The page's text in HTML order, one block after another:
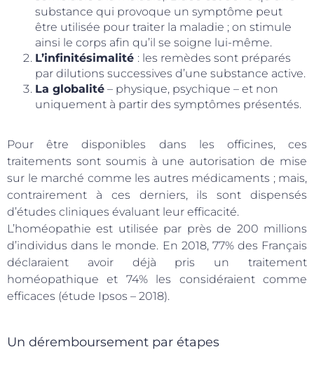
substance qui provoque un symptôme peut
être utilisée pour traiter la maladie ; on stimule
ainsi le corps afin qu’il se soigne lui-même.
L’infinitésimalité : les remèdes sont préparés
par dilutions successives d’une substance active.
La globalité – physique, psychique – et non
uniquement à partir des symptômes présentés.
Pour être disponibles dans les officines, ces
traitements sont soumis à une autorisation de mise
sur le marché comme les autres médicaments ; mais,
contrairement à ces derniers, ils sont dispensés
d’études cliniques évaluant leur efficacité.
L’homéopathie est utilisée par près de 200 millions
d’individus dans le monde. En 2018, 77% des Français
déclaraient avoir déjà pris un traitement
homéopathique et 74% les considéraient comme
efficaces (étude Ipsos – 2018).
Un déremboursement par étapes